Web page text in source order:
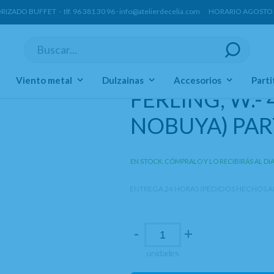
BUFFET - tlf. 96 381 30 96 · info@atelierdecelia.com HORARIO AGOSTO
Viento metal Dulzainas Accesorios
FERLING, W.-
NOBUYA)
EN STOCK. CÓMPRALO Y LO RECIBIRÁS AL
ENTREGA 24 HORAS (PEDIDOS HECHOS
-
unidades
+